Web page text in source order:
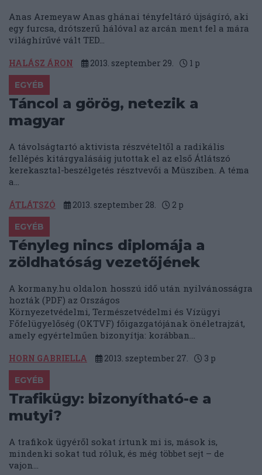
Anas Aremeyaw Anas ghánai tényfeltáró újságíró, aki
egy furcsa, drótszerű hálóval az arcán ment fel a mára
világhírűvé vált TED...
HALÁSZ ÁRON 2013. szeptember 29. 1 p
EGYÉB
Táncol a görög, netezik a
magyar
A távolságtartó aktivista részvételtől a radikális
fellépés kitárgyalásáig jutottak el az első Átlátszó
kerekasztal-beszélgetés résztvevői a Müsziben. A téma
a...
ÁTLÁTSZÓ 2013. szeptember 28. 2 p
EGYÉB
Tényleg nincs diplomája a
zöldhatóság vezetőjének
A kormany.hu oldalon hosszú idő után nyilvánosságra
hozták (PDF) az Országos
Környezetvédelmi, Természetvédelmi és Vízügyi
Főfelügyelőség (OKTVF) főigazgatójának önéletrajzát,
amely egyértelműen bizonyítja: korábban...
HORN GABRIELLA 2013. szeptember 27. 3 p
EGYÉB
Trafikügy: bizonyítható-e a
mutyi?
A trafikok ügyéről sokat írtunk mi is, mások is,
mindenki sokat tud róluk, és még többet sejt – de
vajon...